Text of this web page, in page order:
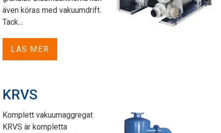
även köras med vakuumdrift.
Tack...
LÄS MER
KRVS
Komplett vakuumaggregat
KRVS är kompletta